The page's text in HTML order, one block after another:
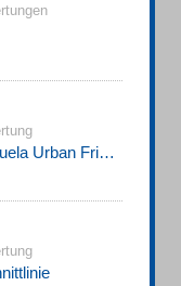
Schnittlinie Ihn. Manuela Urban Friseurgeschäft